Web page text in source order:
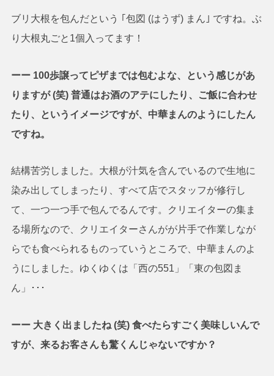
ブリ大根を包んだという ｢包図 (はうず) まん｣ ですね。ぶ
り大根丸ごと1個入ってます！
ーー 100歩譲ってピザまでは包むよな、という感じがあ
りますが (笑) 普通はお酒のアテにしたり、ご飯に合わせ
たり、というイメージですが、中華まんのようにしたん
ですね。
結構苦労しました。大根が汁気を含んでいるので生地に
染み出してしまったり、すべて店でスタッフが修行し
て、一つ一つ手で包んでるんです。クリエイターの集ま
る場所なので、クリエイターさんがが片手で作業しなが
らでも食べられるものっていうところで、中華まんのよ
うにしました。ゆくゆくは「西の551」「東の包図ま
ん」･･･
ーー 大きく出ましたね (笑) 食べたらすごく美味しいんで
すが、来るお客さんも驚くんじゃないですか？